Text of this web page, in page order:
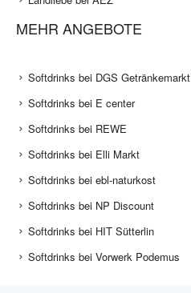
MEHR ANGEBOTE
Softdrinks bei DGS Getränkemarkt
Softdrinks bei E center
Softdrinks bei REWE
Softdrinks bei Elli Markt
Softdrinks bei ebl-naturkost
Softdrinks bei NP Discount
Softdrinks bei HIT Sütterlin
Softdrinks bei Vorwerk Podemus